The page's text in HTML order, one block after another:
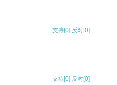
支持[0] 反对[0]
支持[0] 反对[0]